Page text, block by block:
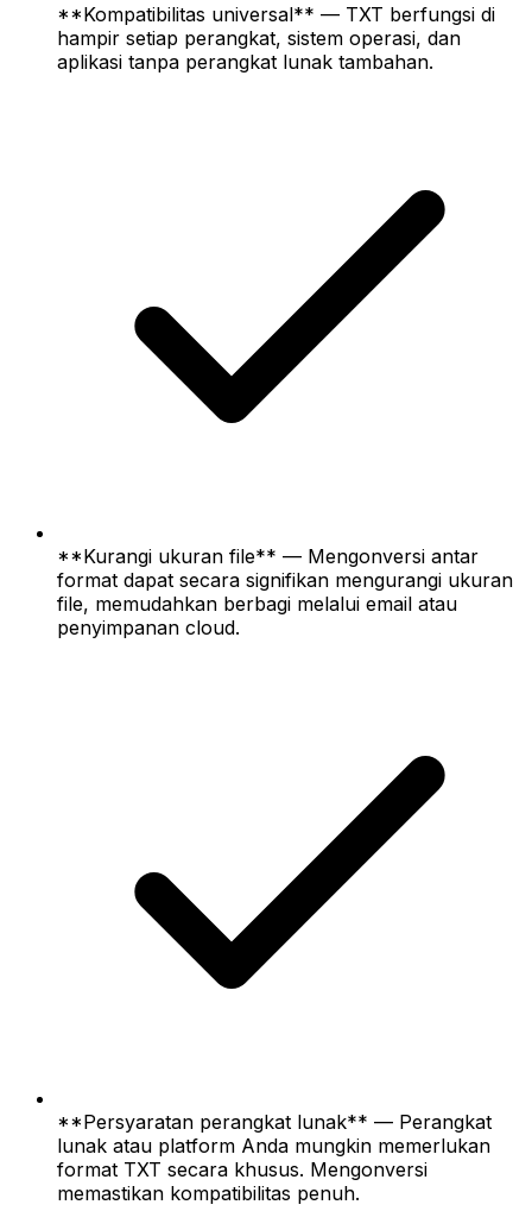
**Kompatibilitas universal** — TXT berfungsi di
hampir setiap perangkat, sistem operasi, dan
aplikasi tanpa perangkat lunak tambahan.
**Kurangi ukuran file** — Mengonversi antar
format dapat secara signifikan mengurangi ukuran
file, memudahkan berbagi melalui email atau
penyimpanan cloud.
**Persyaratan perangkat lunak** — Perangkat
lunak atau platform Anda mungkin memerlukan
format TXT secara khusus. Mengonversi
memastikan kompatibilitas penuh.